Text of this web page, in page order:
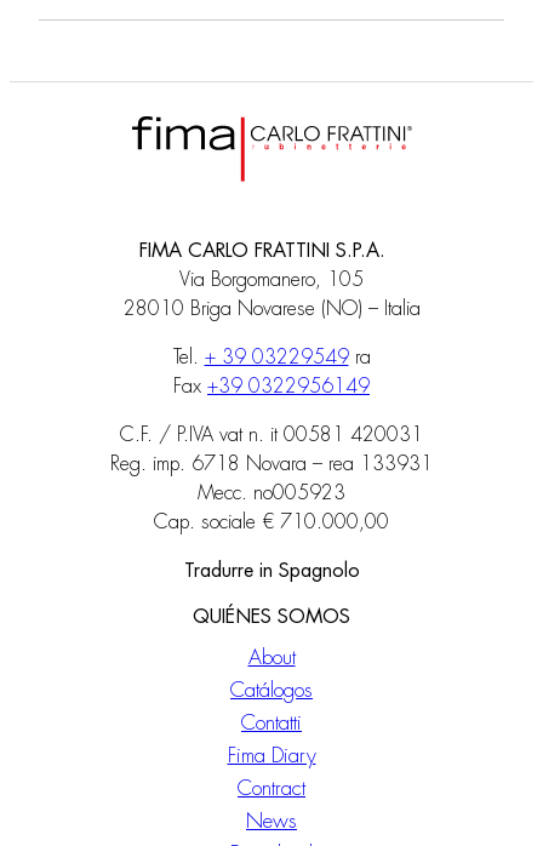
FIMA CARLO FRATTINI S.P.A.
Via Borgomanero, 105
28010 Briga Novarese (NO) – Italia
Tel. + 39 03229549ra
Fax +39 0322956149
C.F. / P.IVA vat n. it 00581 420031
Reg. imp. 6718 Novara – rea 133931
Mecc. no005923
Cap. sociale € 710.000,00
Tradurre in Spagnolo
QUIÉNES SOMOS
About
Catálogos
Contatti
Fima Diary
Contract
News